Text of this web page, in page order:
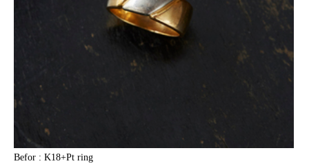
Befor : K18+Pt ring